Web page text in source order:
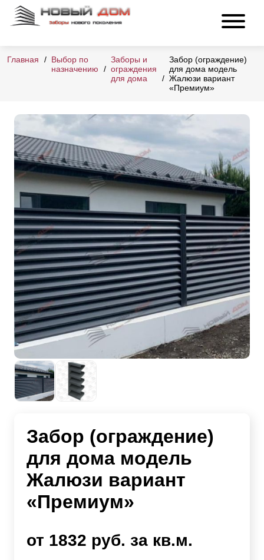
Главная
Выбор по
назначению
Заборы и
ограждения
для дома
Забор (ограждение)
для дома модель
Жалюзи вариант
«Премиум»
Забор (ограждение)
для дома модель
Жалюзи вариант
«Премиум»
от 1832 руб. за кв.м.